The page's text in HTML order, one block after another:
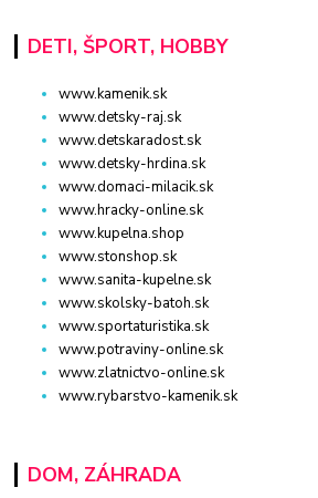
DETI, ŠPORT, HOBBY
www.kamenik.sk
www.detsky-raj.sk
www.detskaradost.sk
www.detsky-hrdina.sk
www.domaci-milacik.sk
www.hracky-online.sk
www.kupelna.shop
www.stonshop.sk
www.sanita-kupelne.sk
www.skolsky-batoh.sk
www.sportaturistika.sk
www.potraviny-online.sk
www.zlatnictvo-online.sk
www.rybarstvo-kamenik.sk
DOM, ZÁHRADA